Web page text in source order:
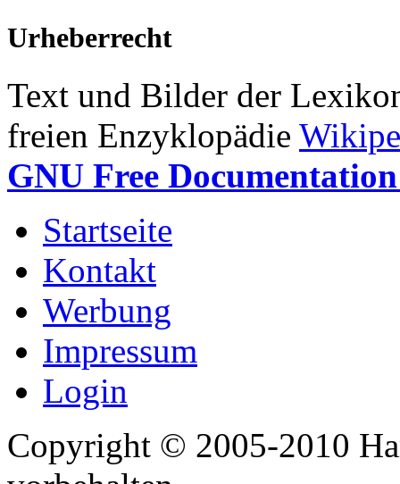
Urheberrecht
Text und Bilder der
freien Enzyklopädie
GNU Free
Startseite
Kontakt
Werbung
Impressum
Login
Copyright © 2005-2010